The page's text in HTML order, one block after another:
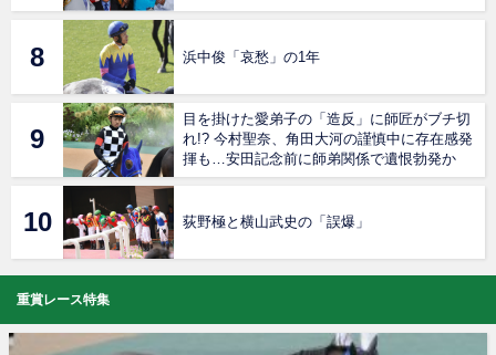
浜中俊「哀愁」の1年
目を掛けた愛弟子の「造反」に師匠がブチ切
れ!? 今村聖奈、角田大河の謹慎中に存在感発
揮も…安田記念前に師弟関係で遺恨勃発か
荻野極と横山武史の「誤爆」
重賞レース特集